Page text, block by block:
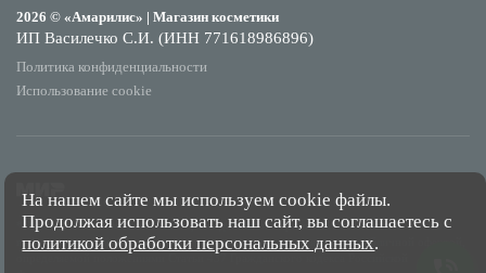
2026 © «Амарилис» | Магазин косметики
ИП Василечко С.И. (ИНН 771618986896)
Политика конфиденциальности
Использование cookie
*Обращаем Ваше внимание на то, что данный интернет-сайт носит исключительно
информационный характер и ни при каких условиях не является публичной офертой,
определяемой положениями Статьи 437 Гражданского кодекса Российской
На нашем сайте мы используем cookie файлы.
Продолжая использовать наш сайт, вы соглашаетесь с
политикой обработки персональных данных.